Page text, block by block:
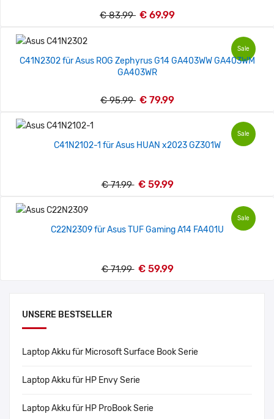
UNSERE BESTSELLER
Laptop Akku für Microsoft Surface Book Serie
Laptop Akku für HP Envy Serie
Laptop Akku für HP ProBook Serie
€ 83.99 € 69.99
Sale
C41N2302 für Asus ROG Zephyrus G14 GA403WW GA403WM
GA403WR
€ 95.99 € 79.99
Sale
C41N2102-1 für Asus HUAN x2023 GZ301W
€ 71.99 € 59.99
Sale
C22N2309 für Asus TUF Gaming A14 FA401U
€ 71.99 € 59.99